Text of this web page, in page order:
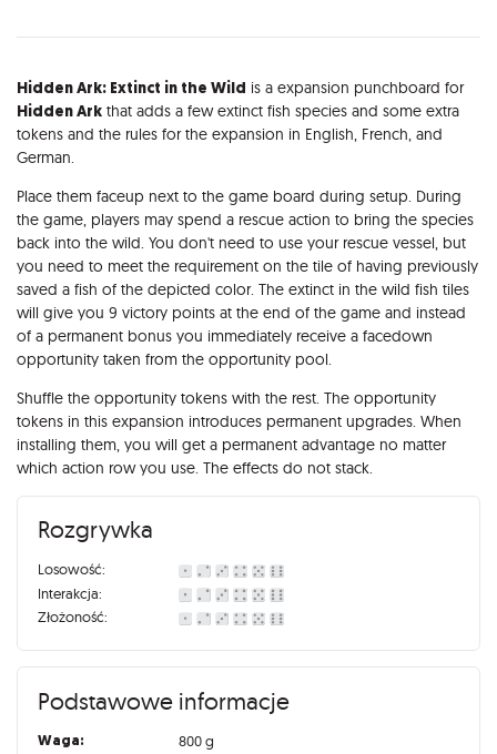
Opis
Hidden Ark: Extinct in the Wild is a expansion punchboard for
Hidden Ark that adds a few extinct fish species and some extra
tokens and the rules for the expansion in English, French, and
German.
Place them faceup next to the game board during setup. During
the game, players may spend a rescue action to bring the species
back into the wild. You don't need to use your rescue vessel, but
you need to meet the requirement on the tile of having previously
saved a fish of the depicted color. The extinct in the wild fish tiles
will give you 9 victory points at the end of the game and instead
of a permanent bonus you immediately receive a facedown
opportunity taken from the opportunity pool.
Shuffle the opportunity tokens with the rest. The opportunity
tokens in this expansion introduces permanent upgrades. When
installing them, you will get a permanent advantage no matter
which action row you use. The effects do not stack.
Rozgrywka
Losowość:
Interakcja:
Złożoność:
Podstawowe informacje
Waga: 800 g